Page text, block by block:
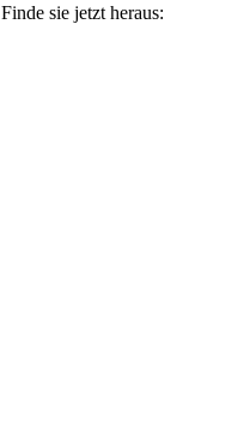
Finde sie jetzt heraus: